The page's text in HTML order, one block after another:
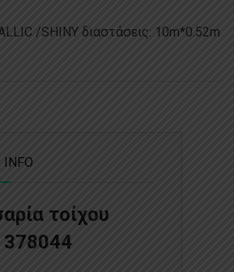
/SHINY διαστάσεις: 10m*0.52m
INFO
τοίχου